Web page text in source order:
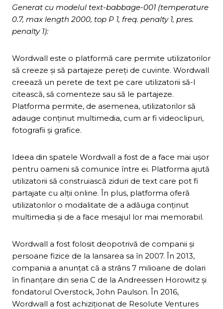
Generat cu modelul text-babbage-001 (temperature
0.7, max length 2000, top P 1, freq. penalty 1, pres.
penalty 1):
Wordwall este o platformă care permite utilizatorilor
să creeze și să partajeze pereți de cuvinte. Wordwall
creează un perete de text pe care utilizatorii să-l
citească, să comenteze sau să le partajeze.
Platforma permite, de asemenea, utilizatorilor să
adauge conținut multimedia, cum ar fi videoclipuri,
fotografii și grafice.
Ideea din spatele Wordwall a fost de a face mai ușor
pentru oameni să comunice între ei. Platforma ajută
utilizatorii să construiască ziduri de text care pot fi
partajate cu alții online. În plus, platforma oferă
utilizatorilor o modalitate de a adăuga conținut
multimedia și de a face mesajul lor mai memorabil.
Wordwall a fost folosit deopotrivă de companii și
persoane fizice de la lansarea sa în 2007. În 2013,
compania a anunțat că a strâns 7 milioane de dolari
în finanțare din seria C de la Andreessen Horowitz și
fondatorul Overstock, John Paulson. În 2016,
Wordwall a fost achiziționat de Resolute Ventures